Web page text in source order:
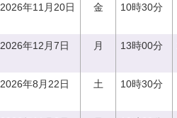
2026年11月20日 金 10時30分
2026年12月7日 月 13時00分
2026年8月22日 土 10時30分